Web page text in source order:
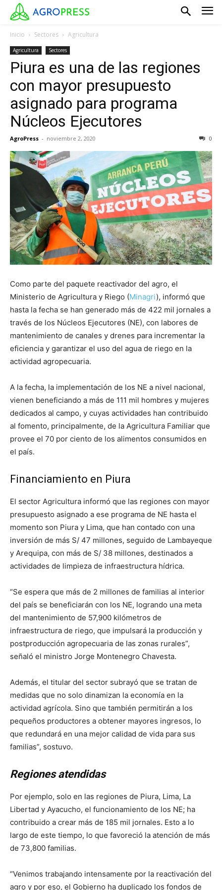
Inicio Sectores Agricultura
Agricultura Sectores
Piura es una de las regiones
con mayor presupuesto
asignado para programa
Núcleos Ejecutores
AgroPress - noviembre 2, 2020 0
Como parte del paquete reactivador del agro, el
Ministerio de Agricultura y Riego (Minagri), informó que
hasta la fecha se han generado más de 422 mil jornales a
través de los Núcleos Ejecutores (NE), con labores de
mantenimiento de canales y drenes para incrementar la
eficiencia y garantizar el uso del agua de riego en la
actividad agropecuaria.
A la fecha, la implementación de los NE a nivel nacional,
vienen beneficiando a más de 111 mil hombres y mujeres
dedicados al campo, y cuyas actividades han contribuido
al fomento, principalmente, de la Agricultura Familiar que
provee el 70 por ciento de los alimentos consumidos en
el país.
Financiamiento en Piura
El sector Agricultura informó que las regiones con mayor
presupuesto asignado a ese programa de NE hasta el
momento son Piura y Lima, que han contado con una
inversión de más S/ 47 millones, seguido de Lambayeque
y Arequipa, con más de S/ 38 millones, destinados a
actividades de limpieza de infraestructura hídrica.
“Se espera que más de 2 millones de familias al interior
del país se beneficiarán con los NE, logrando una meta
del mantenimiento de 57,900 kilómetros de
infraestructura de riego, que impulsará la producción y
postproducción agropecuaria de las zonas rurales”,
señaló el ministro Jorge Montenegro Chavesta.
Además, el titular del sector subrayó que se tratan de
medidas que no solo dinamizan la economía en la
actividad agrícola. Sino que también permitirán a los
pequeños productores a obtener mayores ingresos, lo
que redundará en una mejor calidad de vida para sus
familias”, sostuvo.
Regiones atendidas
Por ejemplo, solo en las regiones de Piura, Lima, La
Libertad y Ayacucho, el funcionamiento de los NE; ha
contribuido a crear más de 185 mil jornales. Esto a lo
largo de este tiempo, lo que favoreció la atención de más
de 73,800 familias.
“Venimos trabajando intensamente por la reactivación del
agro y por eso, el Gobierno ha duplicado los fondos de